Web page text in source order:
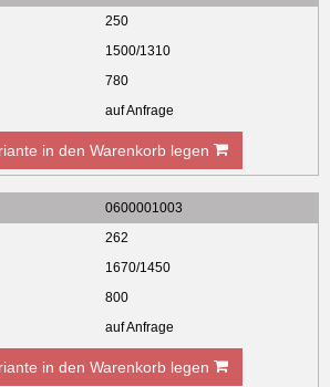
250
1500/1310
780
auf Anfrage
in den Warenkorb legen
0600001003
262
1670/1450
800
auf Anfrage
in den Warenkorb legen